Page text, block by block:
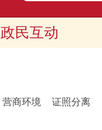
政民互动
营商环境 证照分离